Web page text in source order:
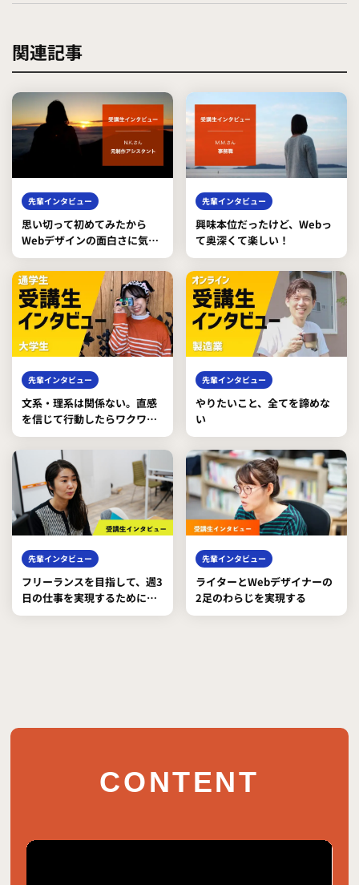
関連記事
先輩インタビュー
思い切って初めてみたから
Webデザインの面白さに気付
いた
先輩インタビュー
興味本位だったけど、Webっ
て奥深くて楽しい！
先輩インタビュー
文系・理系は関係ない。直感
を信じて行動したらワクワク
が待ってた！
先輩インタビュー
やりたいこと、全てを諦めな
い
先輩インタビュー
フリーランスを目指して、週3
日の仕事を実現するために奮
闘中
先輩インタビュー
ライターとWebデザイナーの
2足のわらじを実現する
CONTENT